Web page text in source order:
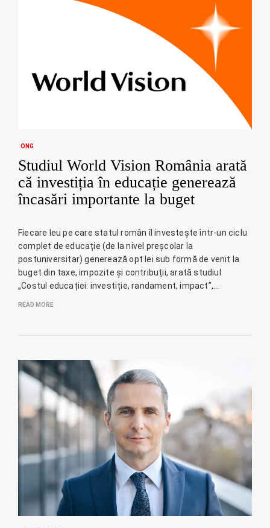
ONG
Studiul World Vision România arată
că investiția în educație generează
încasări importante la buget
Fiecare leu pe care statul român îl investește într-un ciclu
complet de educație (de la nivel preșcolar la
postuniversitar) generează opt lei sub formă de venit la
buget din taxe, impozite și contribuții, arată studiul
„Costul educației: investiție, randament, impact”,…
READ MORE